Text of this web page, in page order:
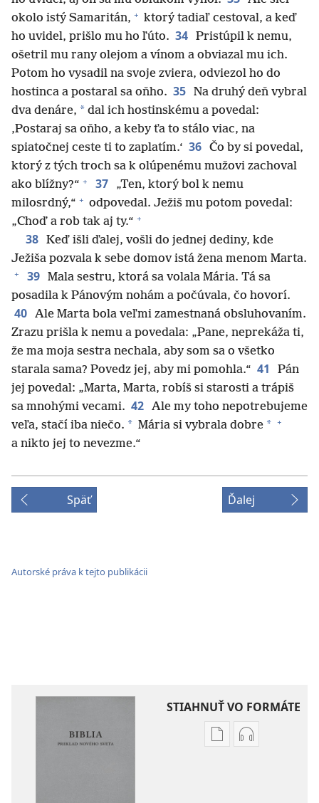
okolo istý Samaritán, + ktorý tadiaľ cestoval, a keď
ho uvidel, prišlo mu ho ľúto. 34 Pristúpil k nemu,
ošetril mu rany olejom a vínom a obviazal mu ich.
Potom ho vysadil na svoje zviera, odviezol ho do
hostinca a postaral sa oňho. 35 Na druhý deň vybral
dva denáre, * dal ich hostinskému a povedal:
‚Postaraj sa oňho, a keby ťa to stálo viac, na
spiatočnej ceste ti to zaplatím.‘ 36 Čo by si povedal,
ktorý z tých troch sa k olúpenému mužovi zachoval
ako blížny?“ + 37
„Ten, ktorý bol k nemu
milosrdný,“ + odpovedal. Ježiš mu potom povedal:
„Choď a rob tak aj ty.“ +
38 Keď išli ďalej, vošli do jednej dediny, kde
Ježiša pozvala k sebe domov istá žena menom Marta.
+ 39 Mala sestru, ktorá sa volala Mária. Tá sa
posadila k Pánovým nohám a počúvala, čo hovorí.
40 Ale Marta bola veľmi zamestnaná obsluhovaním.
Zrazu prišla k nemu a povedala: „Pane, neprekáža ti,
že ma moja sestra nechala, aby som sa o všetko
starala sama? Povedz jej, aby mi pomohla.“ 41
Pán
jej povedal: „Marta, Marta, robíš si starosti a trápiš
sa mnohými vecami. 42 Ale my toho nepotrebujeme
veľa, stačí iba niečo. * Mária si vybrala dobre * +
a nikto jej to nevezme.“
Späť Ďalej
Autorské práva k tejto publikácii
STIAHNUŤ VO FORMÁTE
MožnostiMožnosti